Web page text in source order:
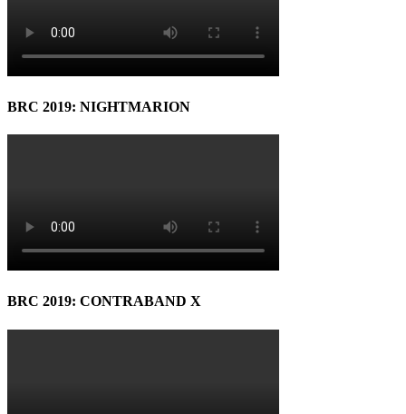
BRC 2019: NIGHTMARION
BRC 2019: CONTRABAND X